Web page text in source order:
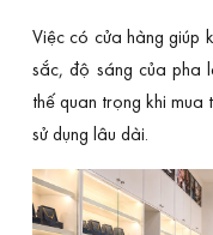
Việc có cửa hàng giúp
sắc, độ sáng của
thế quan trọng khi
sử dụng lâu dài.